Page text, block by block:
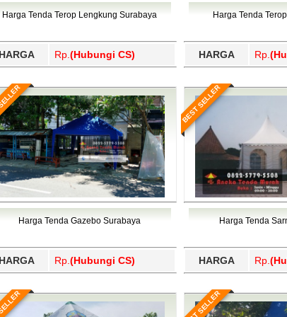
Wajo, Wakatobi, Waropen, Way Kanan, Wonogiri,
Harga Tenda Terop Lengkung Surabaya
HARGA Rp. (Hubungi CS)
Harga Tenda
HARGA Rp.
Harga Tenda Gazebo Surabaya
HARGA Rp. (Hubungi CS)
BEST SELLER
Harga Tenda
HARGA Rp.